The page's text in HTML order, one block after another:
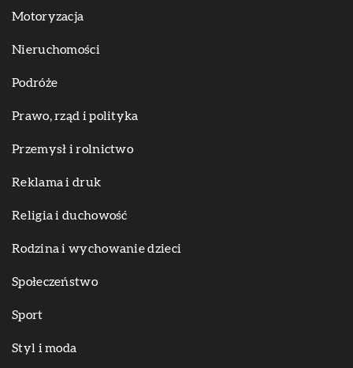
Motoryzacja
Nieruchomości
Podróże
Prawo, rząd i polityka
Przemysł i rolnictwo
Reklama i druk
Religia i duchowość
Rodzina i wychowanie dzieci
Społeczeństwo
Sport
Styl i moda